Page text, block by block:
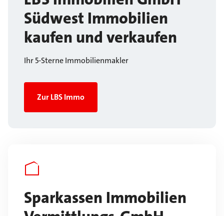
Südwest Immobilien
kaufen und verkaufen
Ihr 5-Sterne Immobilienmakler
Zur LBS Immo
Sparkassen Immobilien